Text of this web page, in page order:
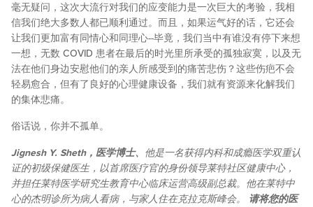
毫无疑问，这次大流行对我们的应变能力是一次巨大的考验，我相
信我们绝大多数人都已顺利通过。而且，如果运气好的话，它还会
让我们更加富有同情心和同理心--毕竟，我们当中有谁没有停下来想
一想，无数 COVID 患者在最后的时光里所承受的孤独寂寞，以及无
法在他们身边安慰他们的亲人所感受到的痛苦悲伤？这些伤疤不会
轻易愈合，但有了良好的心理健康设备，我们就有资源来化解我们
的集体悲痛。
俗话说，你并不孤单。
Jignesh Y. Sheth，医学博士、 他是一名获得内科和成瘾医学双重认
证的初级保健医生，以首席医疗官的身份领导莱特社区健康中心，
并担任莱特医学研究生教育中心临床运营高级副总裁。他在莱特中
心的杰明诊所为病人看病，与家人住在克拉克斯峰会。 请将您的医